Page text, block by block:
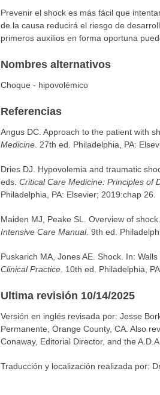
Prevenir el shock es más fácil que
de la causa reducirá el riesgo de
primeros auxilios en forma oportuna
Nombres alternativos
Choque - hipovolémico
Referencias
Angus DC. Approach to the patient with
Medicine. 27th ed. Philadelphia, PA:
Dries DJ. Hypovolemia and traumatic
eds. Critical Care Medicine: Principles of
Philadelphia, PA: Elsevier; 2019:chap 26.
Maiden MJ, Peake SL. Overview of
Intensive Care Manual. 9th ed.
Puskarich MA, Jones AE. Shock. In: Walls
Clinical Practice. 10th ed. Philadelphia,
Ultima revisión 10/14/2025
Versión en inglés revisada por: Jesse
Permanente, Orange County, CA. Also
Conaway, Editorial Director, and the
Traducción y localización realizada por: